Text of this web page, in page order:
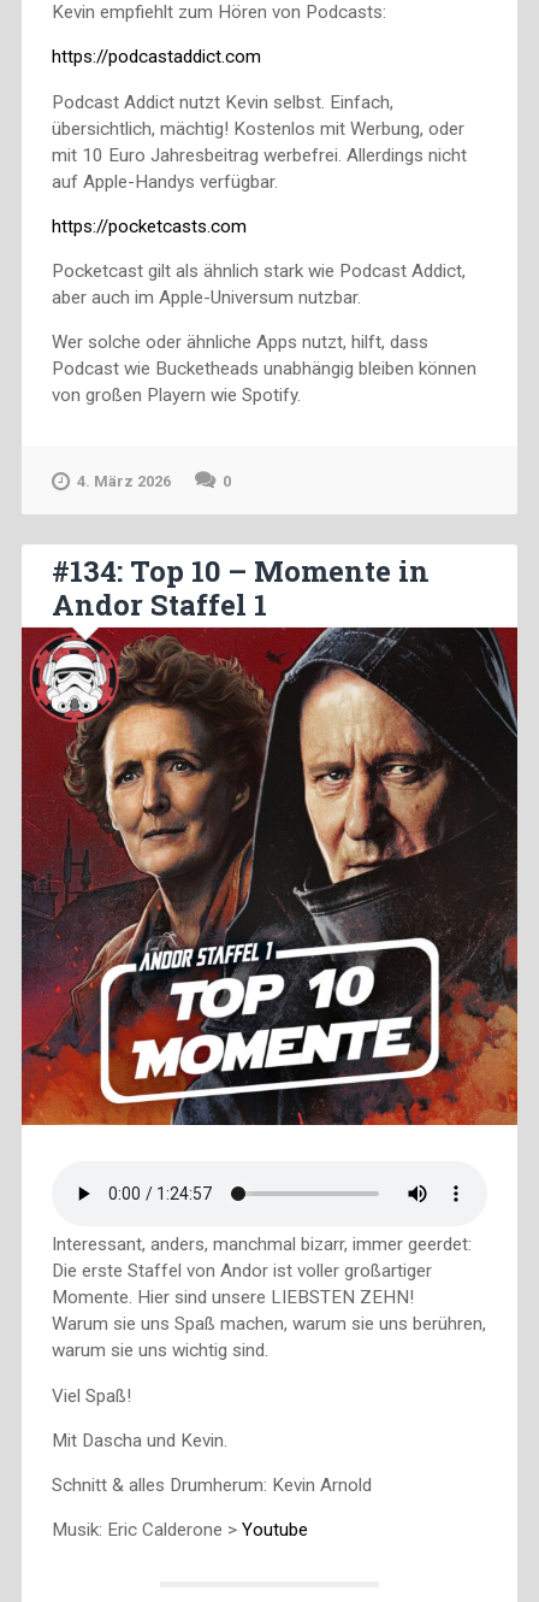
Kevin empfiehlt zum Hören von Podcasts:
https://podcastaddict.com
Podcast Addict nutzt Kevin selbst. Einfach,
übersichtlich, mächtig! Kostenlos mit Werbung, oder
mit 10 Euro Jahresbeitrag werbefrei. Allerdings nicht
auf Apple-Handys verfügbar.
https://pocketcasts.com
Pocketcast gilt als ähnlich stark wie Podcast Addict,
aber auch im Apple-Universum nutzbar.
Wer solche oder ähnliche Apps nutzt, hilft, dass
Podcast wie Bucketheads unabhängig bleiben können
von großen Playern wie Spotify.
4. März 2026 0
#134: Top 10 – Momente in
Andor Staffel 1
Interessant, anders, manchmal bizarr, immer geerdet:
Die erste Staffel von Andor ist voller großartiger
Momente. Hier sind unsere LIEBSTEN ZEHN!
Warum sie uns Spaß machen, warum sie uns berühren,
warum sie uns wichtig sind.
Viel Spaß!
Mit Dascha und Kevin.
Schnitt & alles Drumherum: Kevin Arnold
Musik: Eric Calderone > Youtube